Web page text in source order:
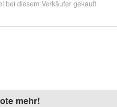
bei diesem Verkäufer gekauft
mehr!